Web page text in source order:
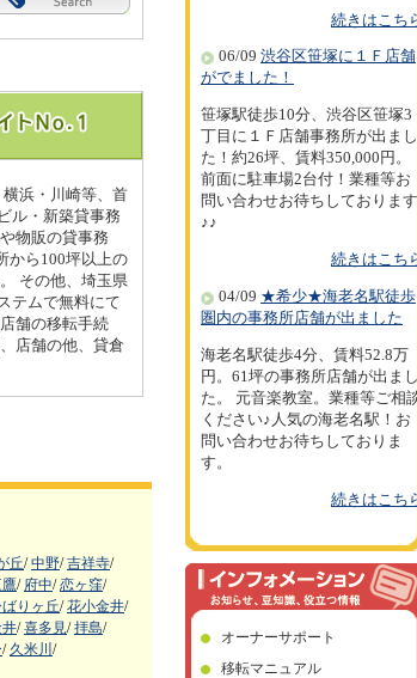
浜・川崎等、首
ル・新築貸事務
物販の貸事務
から100坪以上の
その他、埼玉県
テムで無料にて
舗の移転手続
店舗の他、貸倉
丘/ 中野/ 吉祥寺/
/ 府中/ 恋ヶ窪/
りヶ丘/ 花小金井/
/ 喜多見/ 拝島/
/ 久米川 /
続きはこち
06/09 渋谷区笹塚に１Ｆ店舗
がでました！
笹塚駅徒歩10分、渋谷区笹塚3
丁目に１Ｆ店舗事務所が出まし
た！約26坪、賃料350,000円。
前面に駐車場2台付！業種等お
問い合わせお待ちしております
♪♪
続きはこち
04/09 ★希少★海老名駅徒歩
圏内の事務所店舗が出ました
海老名駅徒歩4分、賃料52.8万
円。61坪の事務所店舗が出まし
た。 元音楽教室。業種等ご相
ください♪人気の海老名駅！お
問い合わせお待ちしておりま
す。
続きはこち
オーナーサポート
移転マニュアル